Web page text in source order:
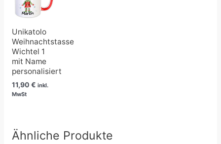
Unikatolo
Weihnachtstasse
Wichtel 1
mit Name
personalisiert
11,90 € inkl.
MwSt
Ähnliche Produkte